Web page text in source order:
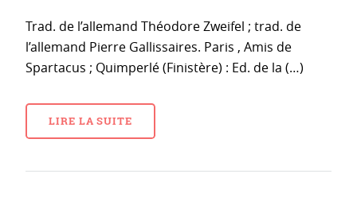
Trad. de l’allemand Théodore Zweifel ; trad. de
l’allemand Pierre Gallissaires. Paris , Amis de
Spartacus ; Quimperlé (Finistère) : Ed. de la (…)
LIRE LA SUITE